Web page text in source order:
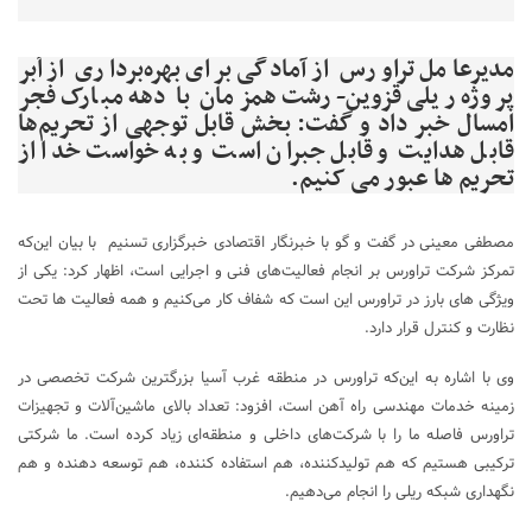
مدیرعامل تراورس از آمادگی برای بهره‌برداری از اَبر
پروژه ریلی قزوین-رشت همزمان با دهه مبارک فجر
امسال خبر داد و گفت: بخش قابل توجهی از تحریم‌ها
قابل هدایت و قابل جبران است و به خواست خدا از
تحریم ها عبور می کنیم.
مصطفی معینی در گفت و گو با خبرنگار اقتصادی خبرگزاری تسنیم با بیان این‌که
تمرکز شرکت تراورس بر انجام فعالیت‌های فنی و اجرایی است، اظهار کرد: یکی از
ویژگی های بارز در تراورس این است که شفاف کار می‌کنیم و همه فعالیت ها تحت
نظارت و کنترل قرار دارد.
وی با اشاره به این‌که تراورس در منطقه غرب آسیا بزرگترین شرکت تخصصی در
زمینه خدمات مهندسی راه آهن است، افزود: تعداد بالای ماشین‌آلات و تجهیزات
تراورس فاصله ما را با شرکت‌های داخلی و منطقه‌ای زیاد کرده است. ما شرکتی
ترکیبی هستیم که هم تولیدکننده، هم استفاده کننده، هم توسعه دهنده و هم
نگهداری شبکه ریلی را انجام می‌دهیم.